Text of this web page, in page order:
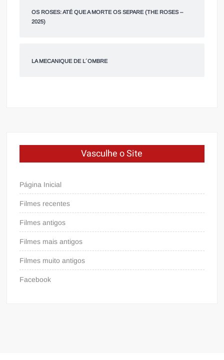
OS ROSES: ATÉ QUE A MORTE OS SEPARE (THE ROSES –
2025)
LA MECANIQUE DE L´OMBRE
Vasculhe o Site
Página Inicial
Filmes recentes
Filmes antigos
Filmes mais antigos
Filmes muito antigos
Facebook